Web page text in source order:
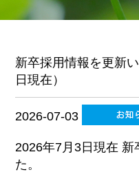
新卒採用情報を更新
日現在）
2026-07-03
2026年7月3日現在 新
た。